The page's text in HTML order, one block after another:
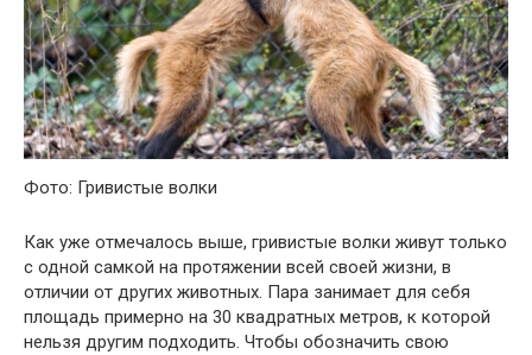
Фото: Гривистые волки
Как уже отмечалось выше, гривистые волки живут только
с одной самкой на протяжении всей своей жизни, в
отличии от других животных. Пара занимает для себя
площадь примерно на 30 квадратных метров, к которой
нельзя другим подходить. Чтобы обозначить свою